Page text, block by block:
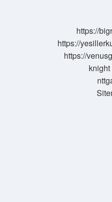
https://
https://
https://